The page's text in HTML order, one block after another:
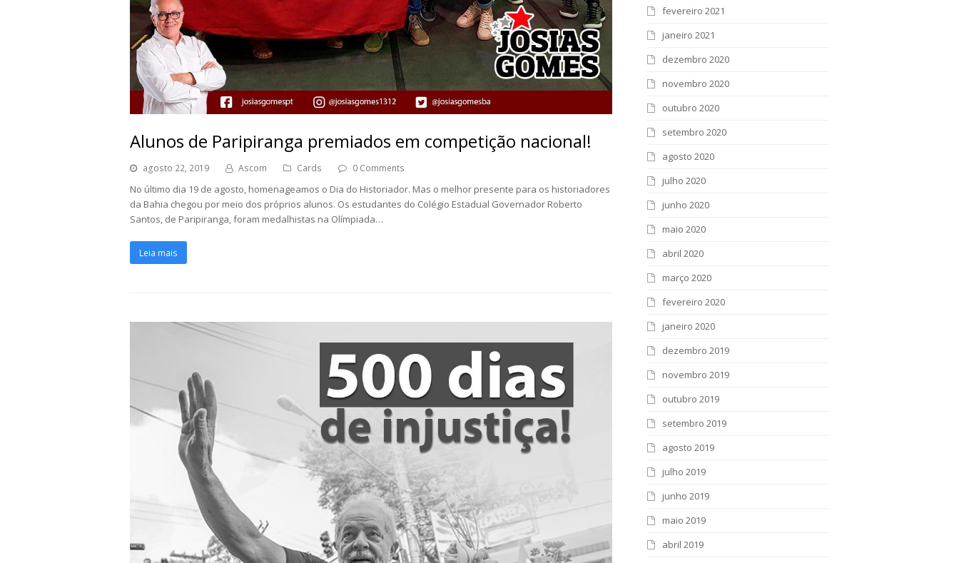
Alunos de Paripiranga premiados em competição nacional!
agosto 22, 2019 Ascom Cards 0 Comments
No último dia 19 de agosto, homenageamos o Dia do Historiador. Mas o melhor presente para os historiadores
da Bahia chegou por meio dos próprios alunos. Os estudantes do Colégio Estadual Governador Roberto
Santos, de Paripiranga, foram medalhistas na Olímpiada…
Leia mais
fevereiro 2021
janeiro 2021
dezembro 2020
novembro 2020
outubro 2020
setembro 2020
agosto 2020
julho 2020
junho 2020
maio 2020
abril 2020
março 2020
fevereiro 2020
janeiro 2020
dezembro 2019
novembro 2019
outubro 2019
setembro 2019
agosto 2019
julho 2019
junho 2019
maio 2019
abril 2019